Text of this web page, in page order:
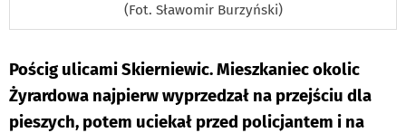
(Fot. Sławomir Burzyński)
Pościg ulicami Skierniewic. Mieszkaniec okolic
Żyrardowa najpierw wyprzedzał na przejściu dla
pieszych, potem uciekał przed policjantem i na